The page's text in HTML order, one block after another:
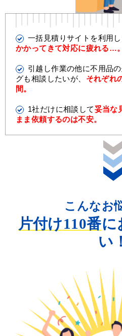
一括見積りサイトを利用し
かかってきて対応に疲れる…。
引越し作業の他に不用品
グも相談したいが、 それぞれ
間。
1社だけに相談して妥当な
まま依頼するのは不安。
こんなお
片付け110番に
い！